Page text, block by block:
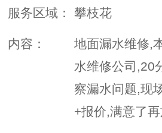
服务区域： 攀枝花
内容：
地面漏水维修,
水维修公司,20
察漏水问题,现
+报价,满意了